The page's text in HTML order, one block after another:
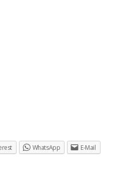
WhatsApp E-Mail